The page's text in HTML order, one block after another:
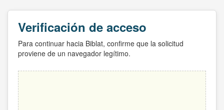
Verificación de acceso
Para continuar hacia Biblat, confirme que la solicitud
proviene de un navegador legítimo.